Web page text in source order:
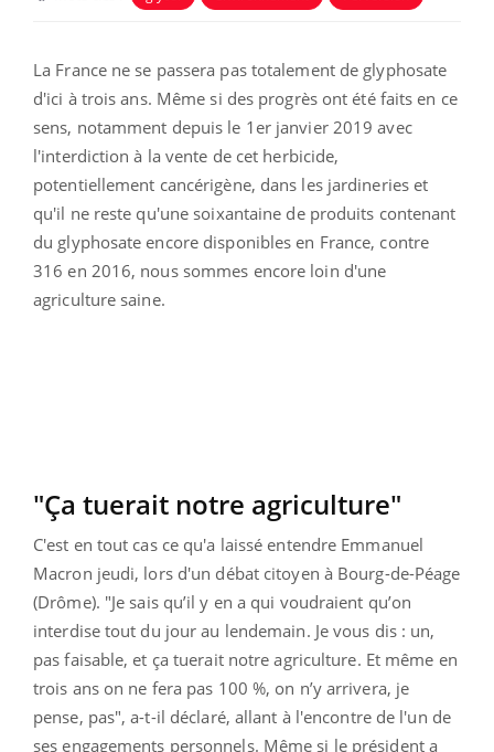
La France ne se passera pas totalement de glyphosate
d'ici à trois ans. Même si des progrès ont été faits en ce
sens, notamment depuis le 1er janvier 2019 avec
l'interdiction à la vente de cet herbicide,
potentiellement cancérigène, dans les jardineries et
qu'il ne reste qu'une soixantaine de produits contenant
du glyphosate encore disponibles en France, contre
316 en 2016, nous sommes encore loin d'une
agriculture saine.
"Ça tuerait notre agriculture"
C'est en tout cas ce qu'a laissé entendre Emmanuel
Macron jeudi, lors d'un débat citoyen à Bourg-de-Péage
(Drôme). "Je sais qu’il y en a qui voudraient qu’on
interdise tout du jour au lendemain. Je vous dis : un,
pas faisable, et ça tuerait notre agriculture. Et même en
trois ans on ne fera pas 100 %, on n’y arrivera, je
pense, pas", a-t-il déclaré, allant à l'encontre de l'un de
ses engagements personnels. Même si le président a